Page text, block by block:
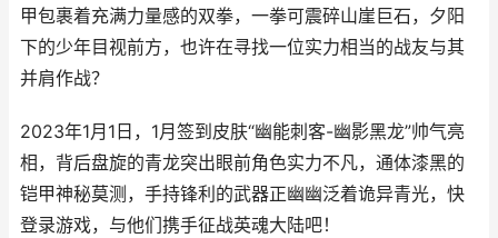
甲包裹着充满力量感的双拳，一拳可震碎山崖巨石，夕阳
下的少年目视前方，也许在寻找一位实力相当的战友与其
并肩作战？
2023年1月1日，1月签到皮肤“幽能刺客-幽影黑龙”帅气亮
相，背后盘旋的青龙突出眼前角色实力不凡，通体漆黑的
铠甲神秘莫测，手持锋利的武器正幽幽泛着诡异青光，快
登录游戏，与他们携手征战英魂大陆吧！